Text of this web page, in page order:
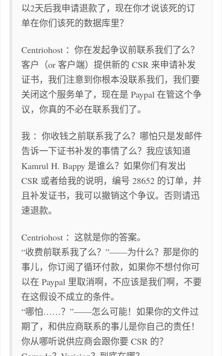
以2天后我申请退款了，现在你才说该死的订
单在你们该死的数据库里？
Centriohost ：你在发起争议前联系我们了么？
客户（or 客户端）提供新的 CSR 来申请补发
证书，我们注意到你根本没联系我们，我们要
关闭这个服务单了，现在是 Paypal 在管这个争
议，你真的不必在联系我们了。
我 ：你收钱之前联系我了么？哪怕只是发邮件
告诉一下证书补发的事情了么？我应该知道
Kamrul H. Bappy 是谁么？如果你们有发出
CSR 或者给我的说明，编号 28652 的订单，并
且补发证书，我可以撤销这个争议。否则请迅
速退款。
Centriohost ：这就是你的答案。
“收费前联系我了么？”——为什么？那是你的
事儿，你订阅了循环付款，如果你不想付你可
以在 Paypal 里取消啊，不应该是我们啊，不要
在这假设不成立的条件。
“哪怕……？”——怎么可能！如果你的文件过
期了，和供应商联系的事儿是你自己的责任！
你从哪听说供应商会跟你要 CSR 的？